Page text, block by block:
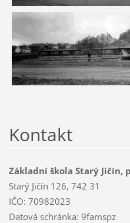
Kontakt
Základní škola Starý Jičín,
Starý Jičín 126, 742 31
IČO: 70982023
Datová schránka: 9famspz